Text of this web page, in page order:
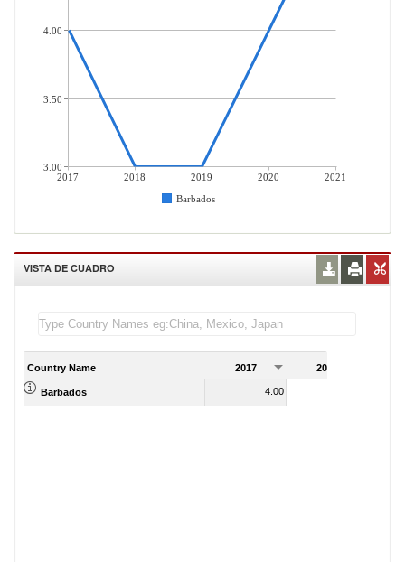
2017 2018 2019 2020
2021
Barbados
4.00
3.50
3.00
VISTA DE CUADRO
Country Name 2017 2018
Barbados 4.00